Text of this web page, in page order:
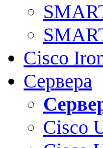
Cisco
Сервера
Cisco